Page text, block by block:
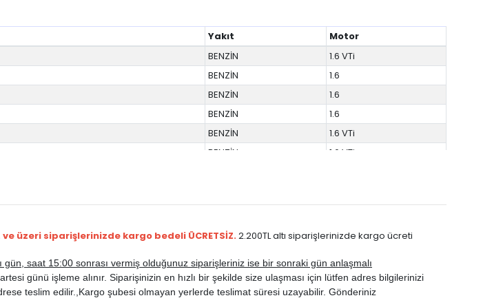
Yakıt
Motor
BENZİN
1.6 VTi
BENZİN
1.6
BENZİN
1.6
BENZİN
1.6
BENZİN
1.6 VTi
BENZİN
1.6 VTi
BENZİN
BENZİN
1.6
BENZİN
1.6 VTi
ve üzeri siparişlerinizde kargo bedeli ÜCRETSİZ.2.200TL altı siparişlerinizde kargo ücreti
gün, saat 15:00 sonrası vermiş olduğunuz siparişleriniz ise bir sonraki gün anlaşmalı
günü işleme alınır. Siparişinizin en hızlı bir şekilde size ulaşması için lütfen adres bilgilerinizi
teslim edilir., Kargo şubesi olmayan yerlerde teslimat süresi uzayabilir. Gönderiniz